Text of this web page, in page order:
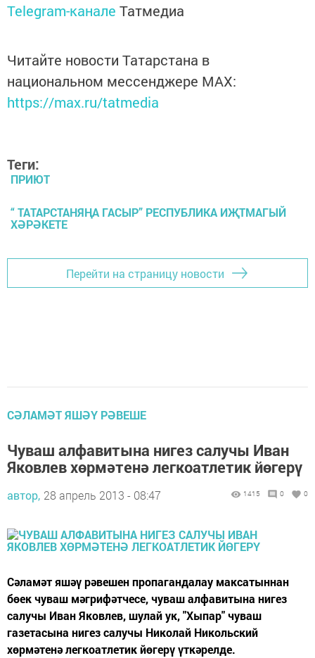
Telegram-канале Татмедиа
Читайте новости Татарстана в
национальном мессенджере MАХ:
https://max.ru/tatmedia
Теги:
ПРИЮТ
“ ТАТАРСТАНЯҢА ГАСЫР” РЕСПУБЛИКА ИҖТМАГЫЙ
ХӘРӘКЕТЕ
Перейти на страницу новости
СӘЛАМӘТ ЯШӘҮ РӘВЕШЕ
Чуваш алфавитына нигез салучы Иван
Яковлев хөрмәтенә легкоатлетик йөгерү
автор, 28 апрель 2013 - 08:47 1415 0 0
Сәламәт яшәү рәвешен пропагандалау максатыннан
бөек чуваш мәгрифәтчесе, чуваш алфавитына нигез
салучы Иван Яковлев, шулай ук, "Хыпар" чуваш
газетасына нигез салучы Николай Никольский
хөрмәтенә легкоатлетик йөгерү үткәрелде.